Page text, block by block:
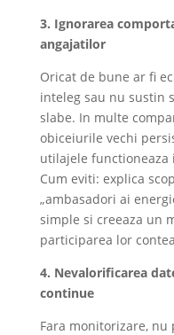
3. Ignorarea
angajatilor
Oricat de bune ar fi
inteleg sau nu sustin
slabe. In multe
obiceiurile vechi
utilajele functioneaza
Cum eviti: explica
„ambasadori ai
simple si creeaza un
participarea lor
4. Nevalorificarea
continue
Fara monitorizare,